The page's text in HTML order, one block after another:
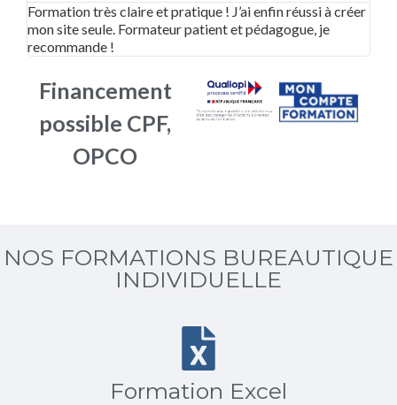
Formation très claire et pratique ! J’ai enfin réussi à créer
mon site seule. Formateur patient et pédagogue, je
recommande !
Financement
possible CPF,
OPCO
NOS FORMATIONS BUREAUTIQUE
INDIVIDUELLE
Formation Excel